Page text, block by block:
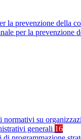
la prevenzione della
per la prevenzione
normativi su
generali 16